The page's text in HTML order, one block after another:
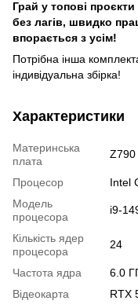
Грай у топові
без лагів, швидко
впорається з усім!
Потрібна інша
індивідуальна збірка!
Характеристики
Материнська
плата
Z790
Процесор
Intel
Модель
процесора
i9-
Кількість ядер
процесора
24
Частота ядра
6.0
Відеокарта
RTX